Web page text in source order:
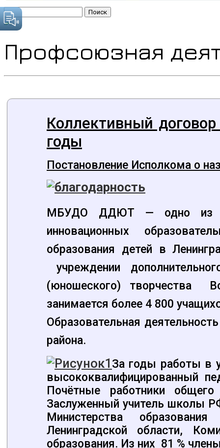
Найти:
Профсоюзная
Коллективный
годы
Постановление Исполкома о
МБУДО ДДЮТ — одно из
инновационных
образования детей в
учреждении
(юношеского) творчества
занимается более 4 800
Образовательная
района.
За годы работы в
высококвалифицированный
Почётные работники общего
Заслуженный учитель школы
Министерства
Ленинградской области,
образования. Из них 81 %